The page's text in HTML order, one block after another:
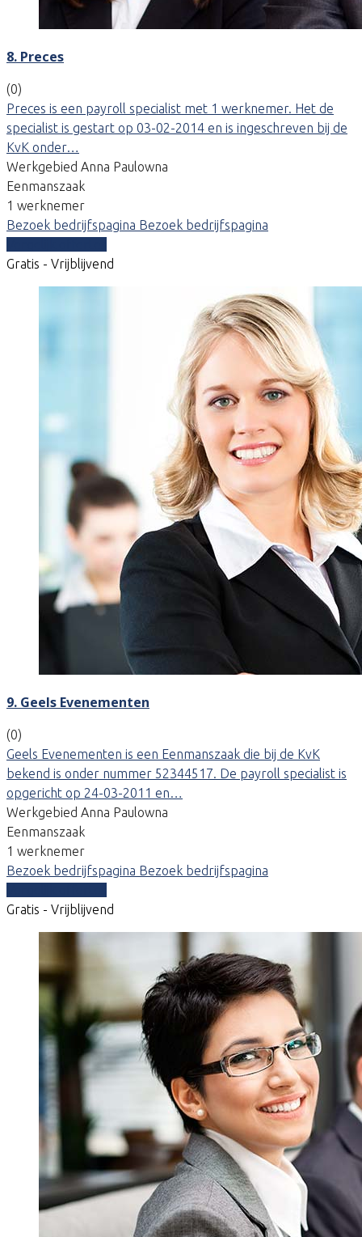
8. Preces
(0)
Preces is een payroll specialist met 1 werknemer. Het de
specialist is gestart op 03-02-2014 en is ingeschreven bij de
KvK onder…
Werkgebied Anna Paulowna
Eenmanszaak
1 werknemer
Bezoek bedrijfspagina Bezoek bedrijfspagina
Gratis - Vrijblijvend
9. Geels Evenementen
(0)
Geels Evenementen is een Eenmanszaak die bij de KvK
bekend is onder nummer 52344517. De payroll specialist is
opgericht op 24-03-2011 en…
Werkgebied Anna Paulowna
Eenmanszaak
1 werknemer
Bezoek bedrijfspagina Bezoek bedrijfspagina
Gratis - Vrijblijvend